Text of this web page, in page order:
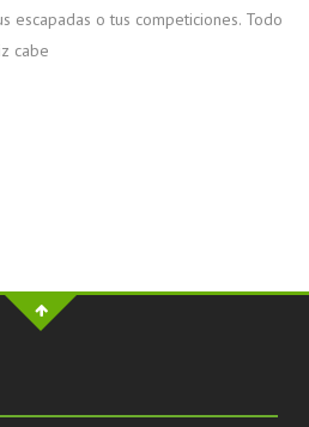
escapadas o tus competiciones. Todo
cabe